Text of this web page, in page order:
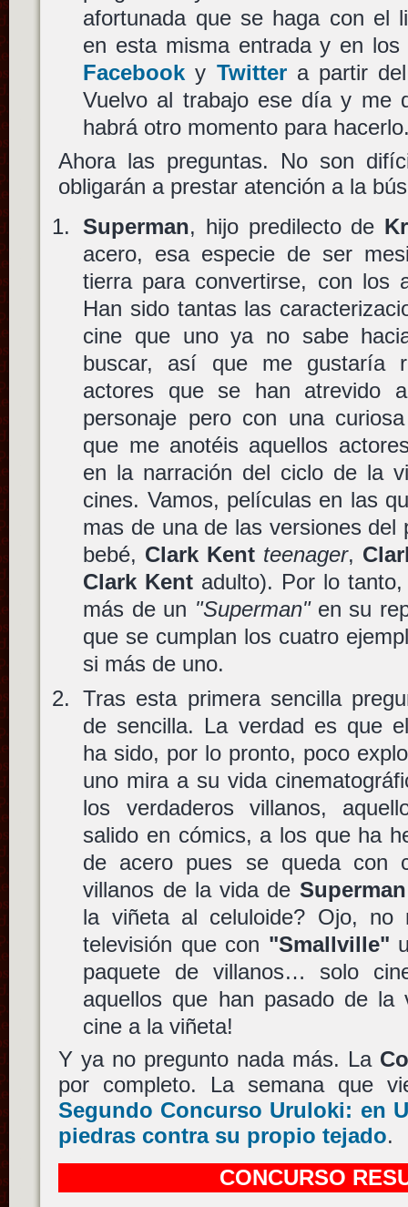
afortunada que se haga con el
en esta misma entrada y en los
Facebook y Twittera partir
Vuelvo al trabajo ese día y me
habrá otro momento para
Ahora las preguntas. No son
obligarán a prestar atención a la
Superman, hijo predilecto de
acero, esa especie de ser
tierra para convertirse, con los
Han sido tantas las
cine que uno ya no sabe
buscar, así que me gustaría
actores que se han atrevido
personaje pero con una
que me anotéis aquellos
en la narración del ciclo de la
cines. Vamos, películas en las
mas de una de las versiones
bebé, Clark Kent teenager,
Clark Kent adulto). Por lo
más de un "Superman"en su
que se cumplan los cuatro
si más de uno.
Tras esta primera sencilla
de sencilla. La verdad es que
ha sido, por lo pronto, poco
uno mira a su vida
los verdaderos villanos,
salido en cómics, a los que ha
de acero pues se queda con
villanos de la vida de Superman
la viñeta al celuloide? Ojo, no
televisión que con "Smallville"
paquete de villanos… solo
aquellos que han pasado de
cine a la viñeta!
Y ya no pregunto nada más. La
por completo. La semana que
Segundo Concurso Uruloki: en
piedras contra su propio tejado.
CONCURSO